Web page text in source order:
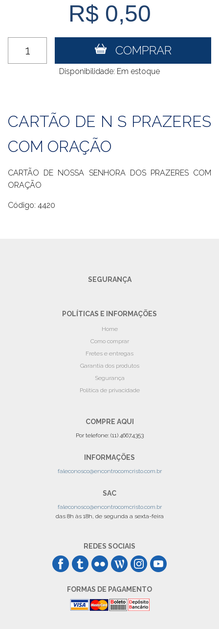
R$ 0,50
COMPRAR
Disponibilidade: Em estoque
CARTÃO DE N S PRAZERES
COM ORAÇÃO
CARTÃO DE NOSSA SENHORA DOS PRAZERES COM
ORAÇÃO
Código: 4420
SEGURANÇA
POLÍTICAS E INFORMAÇÕES
Home
Como comprar
Fretes e entregas
Garantia dos produtos
Segurança
Politica de privacidade
COMPRE AQUI
Por telefone: (11) 4667.4353
INFORMAÇÕES
faleconosco@encontrocomcristo.com.br
SAC
faleconosco@encontrocomcristo.com.br
das 8h às 18h, de segunda a sexta-feira
REDES SOCIAIS
FORMAS DE PAGAMENTO